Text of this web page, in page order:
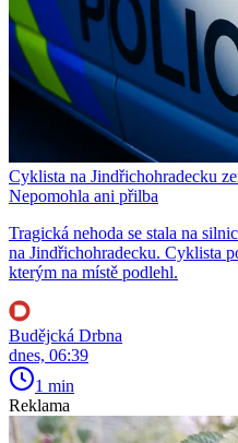
Cyklista na Jindřichohradecku
Nepomohla ani přilba
Tragická nehoda se stala na
na Jindřichohradecku. Cyklista
kterým na místě podlehl.
Budějcká Drbna
dnes, 06:39
1 min
Reklama